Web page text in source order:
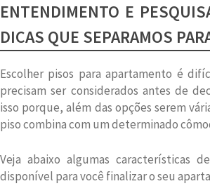
ENTENDIMENTO E
DICAS QUE SEPARAMOS
Escolher pisos para apartamento é
precisam ser considerados antes de
isso porque, além das opções serem
piso combina com um determinado
Veja abaixo algumas características
disponível para você finalizar o seu